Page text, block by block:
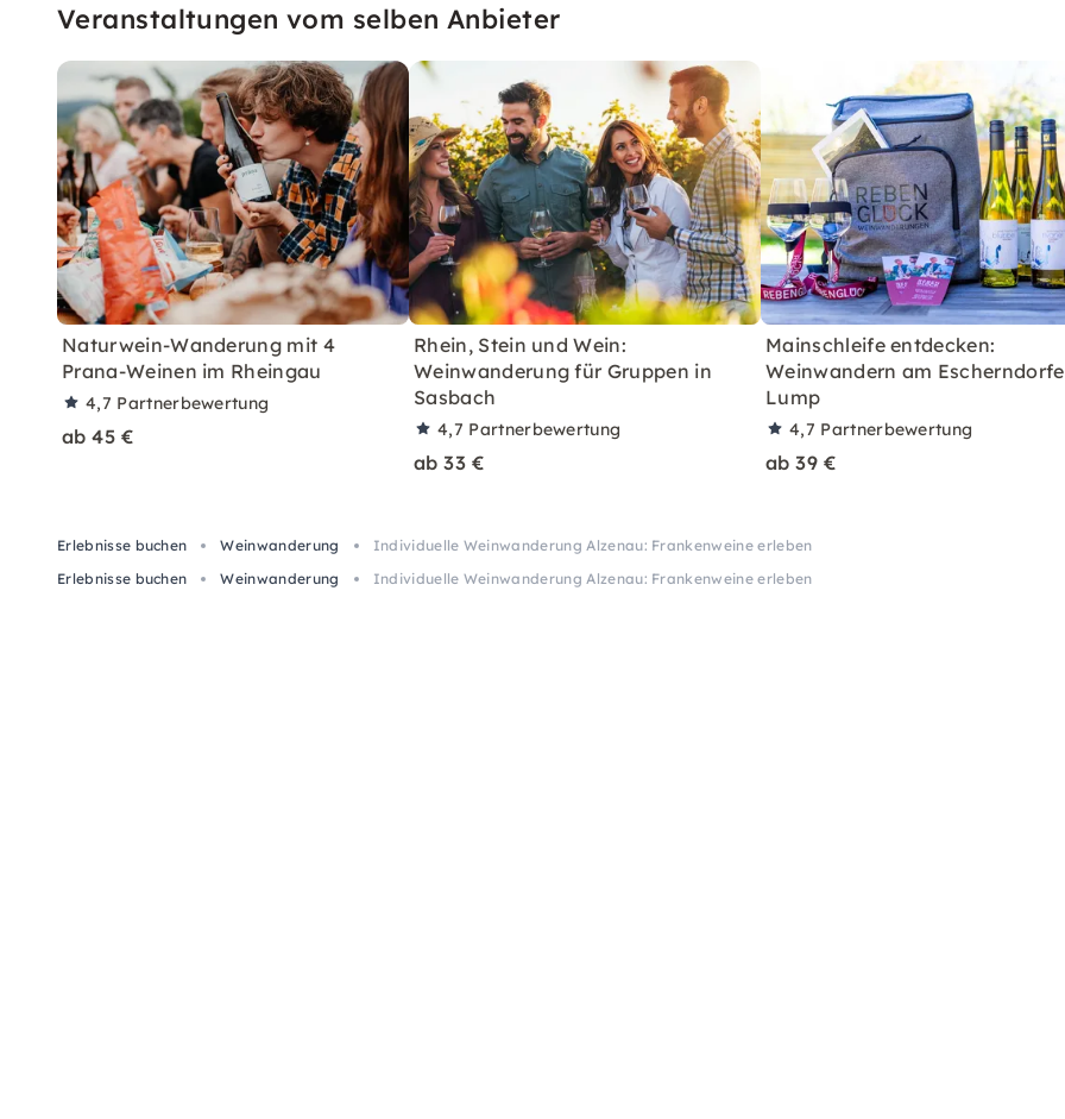
Veranstaltungen vom selben Anbieter
Naturwein-Wanderung mit 4
Prana-Weinen im Rheingau
4,7 Partnerbewertung
ab 45 €
Rhein, Stein und Wein:
Weinwanderung für Gruppen in
Sasbach
4,7 Partnerbewertung
ab 33 €
Mainschleife entdecken:
Weinwandern am
Lump
4,7 Partnerbewertung
ab 39 €
Erlebnisse buchen Weinwanderung
Individuelle Weinwanderung Alzenau: Frankenweine erleben
Erlebnisse buchen
Weinwanderung Individuelle Weinwanderung Alzenau: Frankenweine erleben